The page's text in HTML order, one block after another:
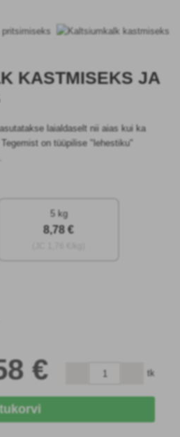
KASTMISEKS JA
laialdaselt nii aias kui ka
on tüüpilise "lehestiku"
5 kg
8,78 €
€ tk